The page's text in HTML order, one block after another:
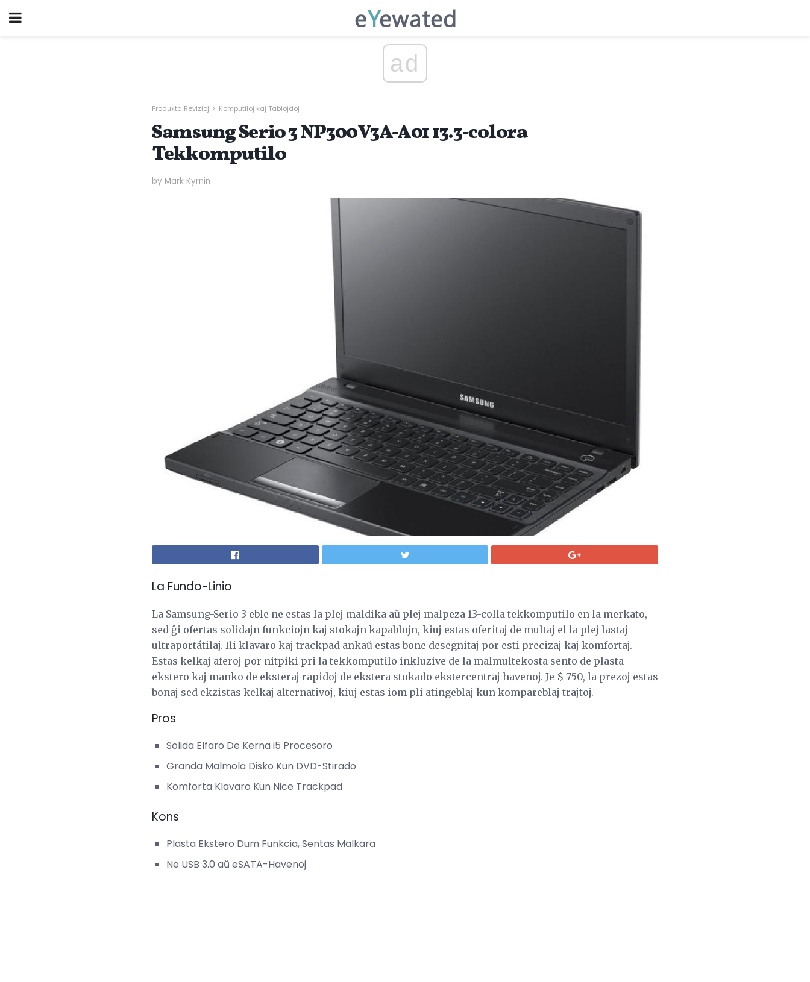
ad
Produkta Revizioj Komputiloj kaj Tablojdoj
Samsung Serio 3 NP300V3A-A01 13.3-colora
Tekkomputilo
by Mark Kyrnin
La Fundo-Linio
La Samsung-Serio 3 eble ne estas la plej maldika aŭ plej malpeza 13-colla tekkomputilo en la merkato,
sed ĝi ofertas solidajn funkciojn kaj stokajn kapablojn, kiuj estas oferitaj de multaj el la plej lastaj
ultraportátilaj. Ili klavaro kaj trackpad ankaŭ estas bone desegnitaj por esti precizaj kaj komfortaj.
Estas kelkaj aferoj por nitpiki pri la tekkomputilo inkluzive de la malmultekosta sento de plasta
ekstero kaj manko de eksteraj rapidoj de ekstera stokado ekstercentraj havenoj. Je $ 750, la prezoj estas
bonaj sed ekzistas kelkaj alternativoj, kiuj estas iom pli atingeblaj kun kompareblaj trajtoj.
Pros
Solida Elfaro De Kerna i5 Procesoro
Granda Malmola Disko Kun DVD-Stirado
Komforta Klavaro Kun Nice Trackpad
Kons
Plasta Ekstero Dum Funkcia, Sentas Malkara
Ne USB 3.0 aŭ eSATA-Havenoj